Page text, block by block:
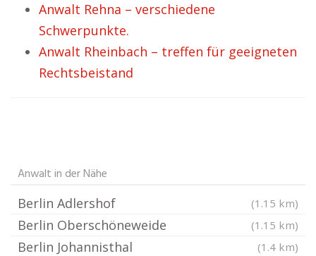
Anwalt Rehna – verschiedene
Schwerpunkte.
Anwalt Rheinbach – treffen für geeigneten
Rechtsbeistand
Anwalt in der Nähe
Berlin Adlershof (1.15 km)
Berlin Oberschöneweide (1.15 km)
Berlin Johannisthal (1.4 km)